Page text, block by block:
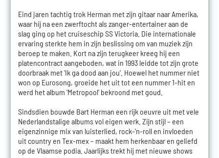
Eind jaren tachtig trok Herman met zijn gitaar naar Amerika,
waar hij na een zwerftocht als zanger-entertainer aan de
slag ging op het cruiseschip SS Victoria. Die internationale
ervaring sterkte hem in zijn beslissing om van muziek zijn
beroep te maken. Kort na zijn terugkeer kreeg hij een
platencontract aangeboden, wat in 1993 leidde tot zijn grote
doorbraak met 'Ik ga dood aan jou'. Hoewel het nummer niet
won op Eurosong, groeide het uit tot een nummer 1-hit en
werd het album 'Metropool' bekroond met goud.
Sindsdien bouwde Bart Herman een rijk oeuvre uit met vele
Nederlandstalige albums vol eigen werk. Zijn stijl – een
eigenzinnige mix van luisterlied, rock-’n-roll en invloeden
uit country en Tex-mex – maakt hem herkenbaar en geliefd
op de Vlaamse podia. Jaarlijks trekt hij met nieuwe shows